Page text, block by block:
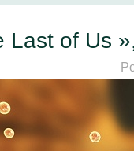
Last of Us